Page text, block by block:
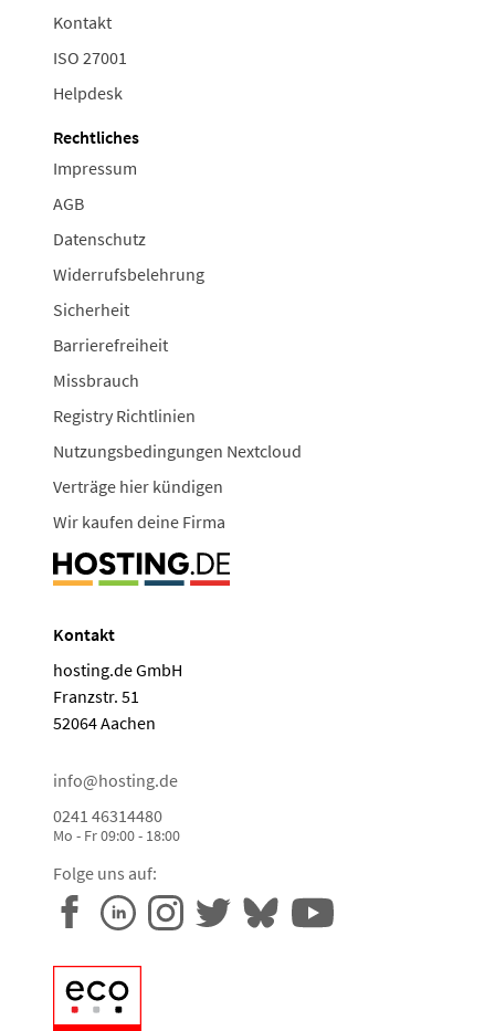
Kontakt
ISO 27001
Helpdesk
Rechtliches
Impressum
AGB
Datenschutz
Widerrufsbelehrung
Sicherheit
Barrierefreiheit
Missbrauch
Registry Richtlinien
Nutzungsbedingungen Nextcloud
Verträge hier kündigen
Wir kaufen deine Firma
Kontakt
hosting.de GmbH
Franzstr. 51
52064 Aachen
info@hosting.de
0241 46314480
Mo - Fr 09:00 - 18:00
Folge uns auf: